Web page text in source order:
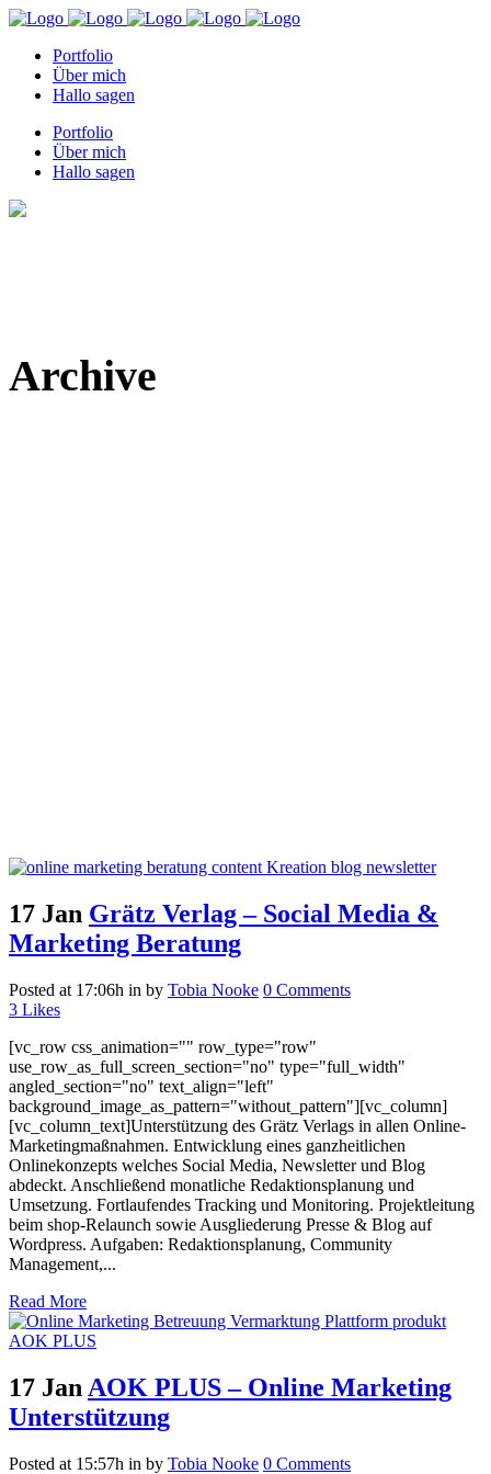
Portfolio
Über mich
Hallo sagen
Portfolio
Über mich
Hallo sagen
Archive
17 Jan Grätz Verlag – Social Media &
Marketing Beratung
Posted at 17:06h in by Tobia Nooke 0 Comments
3 Likes
[vc_row css_animation="" row_type="row"
use_row_as_full_screen_section="no" type="full_width"
angled_section="no" text_align="left"
background_image_as_pattern="without_pattern"][vc_column]
[vc_column_text]Unterstützung des Grätz Verlags in allen Online-
Marketingmaßnahmen. Entwicklung eines ganzheitlichen
Onlinekonzepts welches Social Media, Newsletter und Blog
abdeckt. Anschließend monatliche Redaktionsplanung und
Umsetzung. Fortlaufendes Tracking und Monitoring. Projektleitung
beim shop-Relaunch sowie Ausgliederung Presse & Blog auf
Wordpress. Aufgaben: Redaktionsplanung, Community
Management,...
Read More
17 Jan AOK PLUS – Online Marketing
Unterstützung
Posted at 15:57h in by Tobia Nooke 0 Comments